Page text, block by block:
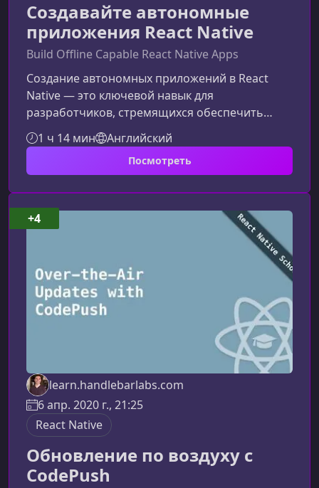
Создавайте автономные
приложения React Native
Build Offline Capable React Native Apps
Создание автономных приложений в React
Native — это ключевой навык для
разработчиков, стремящихся обеспечить
стабильную работу своих продуктов даже при
отсутствии интернета. В этом материале вы
узнаете, как проектировать архитектуру,
и какие подходы обеспечивают лучший
пользовательский опыт в автономном
режиме.Почему автономность — важная
часть мобильной разработкиСовременные
пользователи ожидают, чт
1 ч 14 мин Английский
Посмотреть
learn.handlebarlabs.com
6 апр. 2020 г., 21:25
React Native
Обновление по воздуху с
CodePush
+4